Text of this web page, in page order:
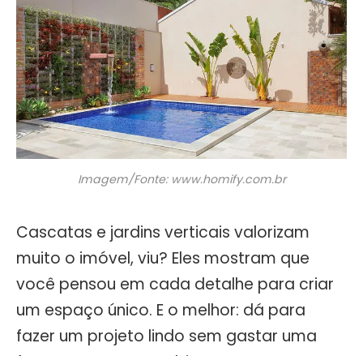
Imagem/Fonte: www.homify.com.br
Cascatas e jardins verticais valorizam
muito o imóvel, viu? Eles mostram que
você pensou em cada detalhe para criar
um espaço único. E o melhor: dá para
fazer um projeto lindo sem gastar uma